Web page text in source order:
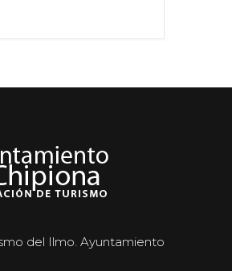
del Ilmo. Ayuntamiento